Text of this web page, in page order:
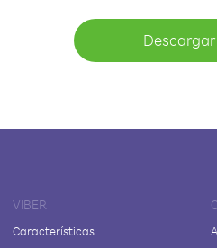
VIBER
Características